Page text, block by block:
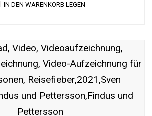
IN DEN WARENKORB LEGEN